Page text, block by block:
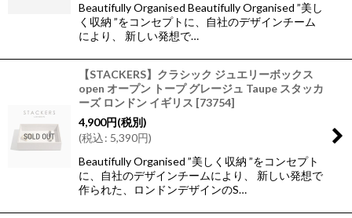
Beautifully Organised Beautifully Organised ”美し
く収納 ”をコンセプトに、自社のデザインチーム
により、 新しい発想で…
【STACKERS】クラシック ジュエリーボックス
open オープン トープ グレージュ Taupe スタッカ
ーズ ロンドン イギリス [73754]
4,900円(税別)
(税込: 5,390円)
Beautifully Organised ”美しく収納 ”をコンセプト
に、自社のデザインチームにより、 新しい発想で
作られた、ロンドンデザインのS…